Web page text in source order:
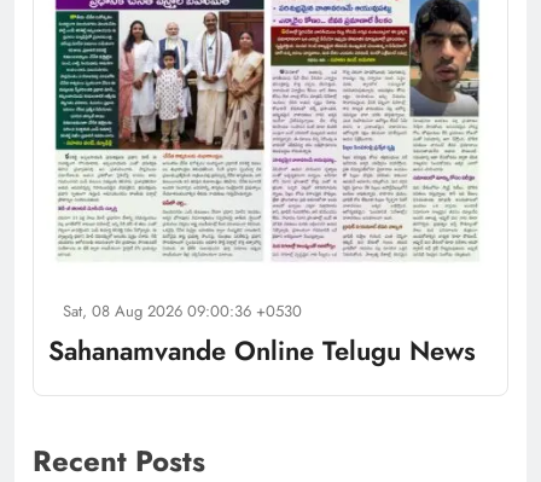
Sat, 08 Aug 2026 09:00:36 +0530
Sahanamvande Online Telugu News
Recent Posts